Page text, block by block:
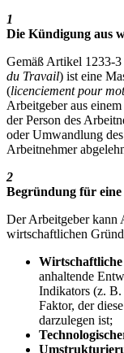
1
Die Kündigung aus
Gemäß Artikel 1233-3
du Travail) ist eine
(licenciement pour
Arbeitgeber aus
der Person des
oder Umwandlung
Arbeitnehmer
2
Begründung für
Der Arbeitgeber kann
wirtschaftlichen
anhaltende
Indikators (z. B.
Faktor, der
darzulegen ist;